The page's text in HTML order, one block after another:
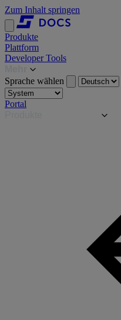
Zum Inhalt springen
Produkte
Plattform
Developer Tools
Sprache wählen
Portal